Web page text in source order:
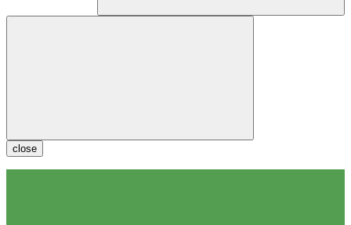
close